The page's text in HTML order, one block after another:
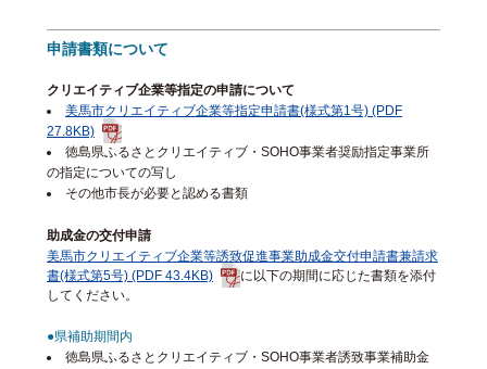
申請書類について
クリエイティブ企業等指定の申請について
美馬市クリエイティブ企業等指定申請書(様式第1号) (PDF
27.8KB)
徳島県ふるさとクリエイティブ・SOHO事業者奨励指定事業所
の指定についての写し
その他市長が必要と認める書類
助成金の交付申請
美馬市クリエイティブ企業等誘致促進事業助成金交付申請書兼請求
書(様式第5号) (PDF 43.4KB)
に以下の期間に応じた書類を添付
してください。
●県補助期間内
徳島県ふるさとクリエイティブ・SOHO事業者誘致事業補助金